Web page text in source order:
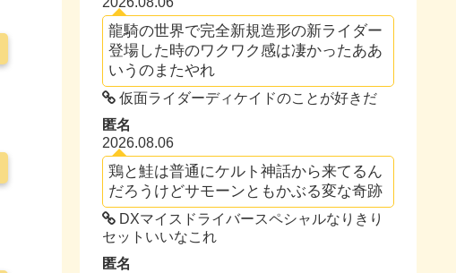
龍騎の世界で完全新規造形の新ライダー
登場した時のワクワク感は凄かったああ
いうのまたやれ
仮面ライダーディケイドのことが好きだ
匿名
2026.08.06
鶏と鮭は普通にケルト神話から来てるん
だろうけどサモーンともかぶる変な奇跡
DXマイスドライバースペシャルなりきり
セットいいなこれ
匿名